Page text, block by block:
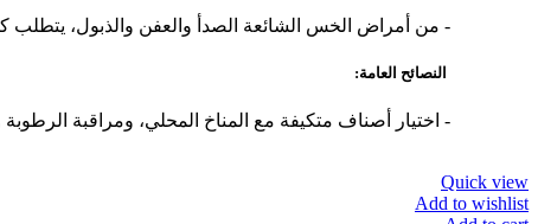
- من أمراض الخس الشائعة الصدأ والعفن والذبول، يتطلب
النصائح العامة:
- اختيار أصناف متكيفة مع المناخ المحلي، ومراقبة الرطوبة
Quick view
Add to wishlist